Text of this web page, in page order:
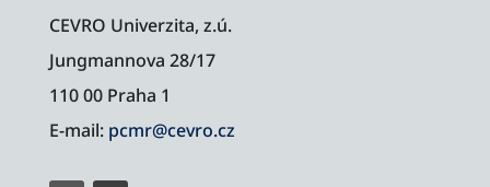
CEVRO Univerzita, z.ú.
Jungmannova 28/17
110 00 Praha 1
E-mail: pcmr@cevro.cz